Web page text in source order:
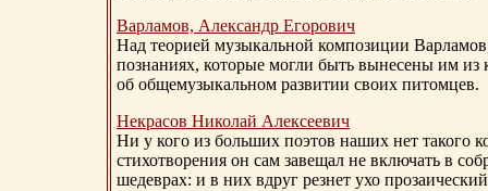
Варламов, Александр Егорович
Над теорией музыкальной композиции
познаниях, которые могли быть вынесены им из
об общемузыкальном развитии своих питомцев.
Некрасов Николай Алексеевич
Ни у кого из больших поэтов наших нет такого
стихотворения он сам завещал не включать в
шедеврах: и в них вдруг резнет ухо